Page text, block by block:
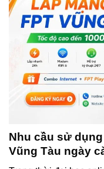
Nhu cầu sử
Vũng Tàu ngày